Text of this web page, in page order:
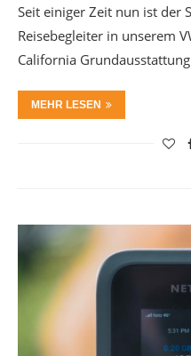
Seit einiger Zeit nun ist der
Reisebegleiter in unserem
California
MEHR LESEN